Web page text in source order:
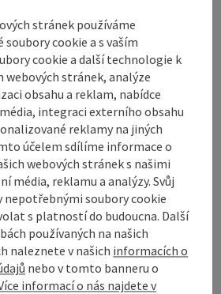
Vytisknout
příspěvek
V okolí
Navrhnout změnu
stránek používáme
cookie a s vaším
cookie a další technologie k
stránek, analýze
obsahu a reklam, nabídce
integraci externího obsahu
reklamy na jiných
účelem sdílíme informace o
webových stránek s našimi
média, reklamu a analýzy. Svůj
nepotřebnými soubory cookie
s platností do budoucna. Další
používaných na našich
naleznete v našich informacích o
nebo v tomto banneru o
informací o nás najdete v